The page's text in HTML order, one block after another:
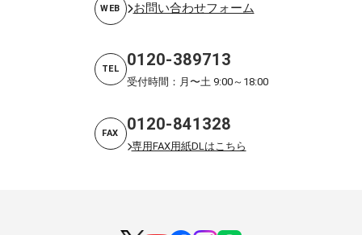
WEB お問い合わせフォーム
TEL 0120-389713
受付時間：月〜土 9:00～18:00
FAX 0120-841328
専用FAX用紙DLはこちら